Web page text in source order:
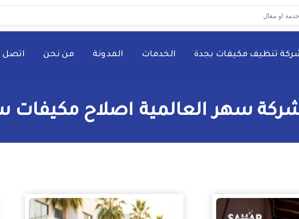
تنظيف مكيفات بجدة الخدمات المدونة من نحن اتصل
سهر العالمية اصلاح مكيفات